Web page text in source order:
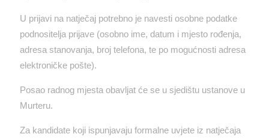
U prijavi na natječaj potrebno je navesti osobne podatke
podnositelja prijave (osobno ime, datum i mjesto rođenja,
adresa stanovanja, broj telefona, te po mogućnosti adresa
elektroničke pošte).
Posao radnog mjesta obavljat će se u sjedištu ustanove u
Murteru.
Za kandidate koji ispunjavaju formalne uvjete iz natječaja